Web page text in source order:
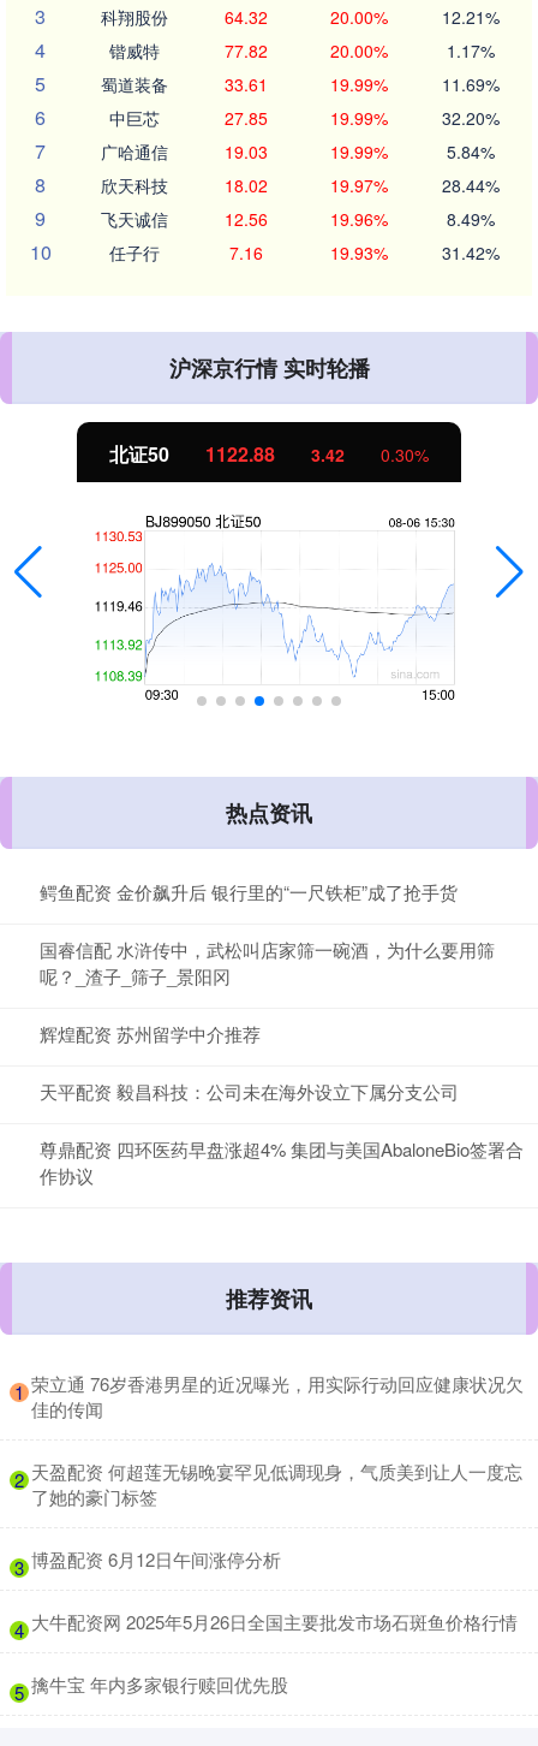
3 科翔股份 64.32 20.00% 12.21%
4 锴威特 77.82 20.00% 1.17%
5 蜀道装备 33.61 19.99% 11.69%
6 中巨芯 27.85 19.99% 32.20%
7 广哈通信 19.03 19.99% 5.84%
8 欣天科技 18.02 19.97% 28.44%
9 飞天诚信 12.56 19.96% 8.49%
10 任子行 7.16 19.93% 31.42%
沪深京行情 实时轮播
北证50 1122.88 3.42 0.30%
热点资讯
鳄鱼配资 金价飙升后 银行里的“一尺铁柜”成了抢手货
国睿信配 水浒传中，武松叫店家筛一碗酒，为什么要用筛
呢？_渣子_筛子_景阳冈
辉煌配资 苏州留学中介推荐
天平配资 毅昌科技：公司未在海外设立下属分支公司
尊鼎配资 四环医药早盘涨超4% 集团与美国AbaloneBio签署合
作协议
推荐资讯
1 ​荣立通 76岁香港男星的近况曝光，用实际行动回应健康状况欠
佳的传闻
2 ​天盈配资 何超莲无锡晚宴罕见低调现身，气质美到让人一度忘
了她的豪门标签
3 ​博盈配资 6月12日午间涨停分析
4 ​大牛配资网 2025年5月26日全国主要批发市场石斑鱼价格行情
5 ​擒牛宝 年内多家银行赎回优先股